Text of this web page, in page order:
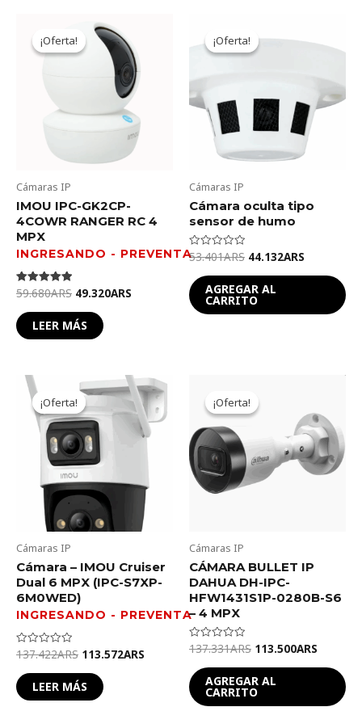
¡Oferta!
¡Oferta!
Cámaras IP
IMOU IPC-GK2CP-
4COWR RANGER RC 4
MPX
Valorado en
5.00
de 5
59.680ARS
Original
price
was:
59.680ARS.
49.320ARS
is:
49.320ARS.
LEER MÁS
¡Oferta!
¡Oferta!
Cámaras IP
Cámara oculta tipo
sensor de humo
Valorado
en
de
5
53.401ARS
was:
53.401ARS.
44.132ARS
is:
AGREGAR AL
CARRITO
¡Oferta!
¡Oferta!
Cámaras IP
Cámara – IMOU Cruiser
Dual 6 MPX (IPC-S7XP-
6M0WED)
Valorado
de
5
137.422ARS
Original
price
was:
137.422ARS.
113.572ARS
Current
price
is:
113.572ARS.
LEER MÁS
¡Oferta!
¡Oferta!
Cámaras IP
CÁMARA BULLET IP
DAHUA DH-IPC-
HFW1431S1P-0280B-S6
– 4 MPX
Valorado
de
5
137.331ARS
was:
137.331ARS.
113.500ARS
Current
AGREGAR AL
CARRITO